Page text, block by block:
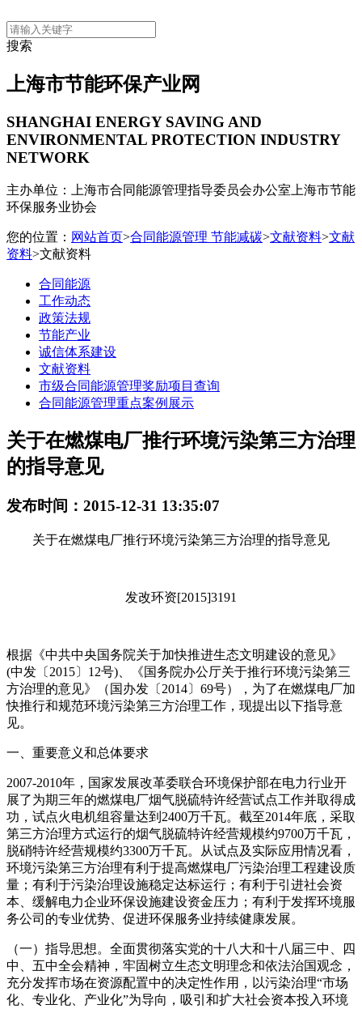
搜索
上海市节能环保产业网
SHANGHAI ENERGY SAVING AND
ENVIRONMENTAL PROTECTION INDUSTRY
NETWORK
主办单位：上海市合同能源管理指导委员会办公室 上海市节能
环保服务业协会
您的位置： 网站首页>合同能源管理 节能减碳>文献资料>文献
资料>文献资料
合同能源
工作动态
政策法规
节能产业
诚信体系建设
文献资料
市级合同能源管理奖励项目查询
合同能源管理重点案例展示
关于在燃煤电厂推行环境污染第三方治理
的指导意见
发布时间：2015-12-31 13:35:07
关于在燃煤电厂推行环境污染第三方治理的指导意见
发改环资[2015]3191
根据《中共中央国务院关于加快推进生态文明建设的意见》
(中发〔2015〕12号)、《国务院办公厅关于推行环境污染第三
方治理的意见》（国办发〔2014〕69号），为了在燃煤电厂加
快推行和规范环境污染第三方治理工作，现提出以下指导意
见。
一、重要意义和总体要求
2007-2010年，国家发展改革委联合环境保护部在电力行业开
展了为期三年的燃煤电厂烟气脱硫特许经营试点工作并取得成
功，试点火电机组容量达到2400万千瓦。截至2014年底，采取
第三方治理方式运行的烟气脱硫特许经营规模约9700万千瓦，
脱硝特许经营规模约3300万千瓦。从试点及实际应用情况看，
环境污染第三方治理有利于提高燃煤电厂污染治理工程建设质
量；有利于污染治理设施稳定达标运行；有利于引进社会资
本、缓解电力企业环保设施建设资金压力；有利于发挥环境服
务公司的专业优势、促进环保服务业持续健康发展。
（一）指导思想。全面贯彻落实党的十八大和十八届三中、四
中、五中全会精神，牢固树立生态文明理念和依法治国观念，
充分发挥市场在资源配置中的决定性作用，以污染治理“市场
化、专业化、产业化”为导向，吸引和扩大社会资本投入环境